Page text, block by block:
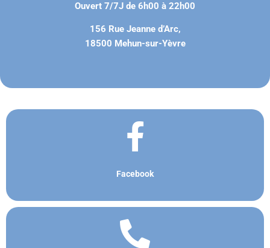
Ouvert 7/7J de 6h00 à 22h00
156 Rue Jeanne d’Arc,
18500 Mehun-sur-Yèvre
Facebook